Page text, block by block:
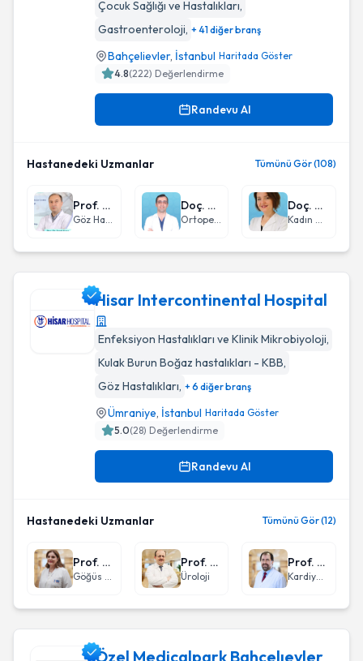
Çocuk Sağlığı ve Hastalıkları,
Gastroenteroloji, + 41 diğer branş
Bahçelievler, İstanbul Haritada Göster
4.8(222) Değerlendirme
Randevu Al
Hastanedeki Uzmanlar Tümünü Gör (108)
Prof. Dr. Faruk Kaya
Göz Hastalıkları
Doç. Dr. Erdinç Genç
Ortopedi ve Travmatoloji
Doç. Dr. Derya Kanza Gül
Kadın Hastalıkları ve Doğum
Hisar Intercontinental Hospital
Hisar Intercontinental Hospital
Enfeksiyon Hastalıkları ve Klinik Mikrobiyoloji,
Kulak Burun Boğaz hastalıkları - KBB,
Göz Hastalıkları, + 6 diğer branş
Ümraniye, İstanbul Haritada Göster
5.0(28) Değerlendirme
Randevu Al
Hastanedeki Uzmanlar Tümünü Gör (12)
Prof. Dr. Şule Karadayı
Göğüs Cerrahisi
Prof. Dr. Basri Çakıroğlu
Üroloji
Prof. Dr. Mustafa Sağlam
Kardiyoloji
Özel Medicalpark Bahçelıevler